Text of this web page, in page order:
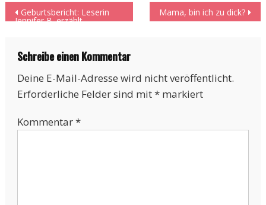
Beitragsnavigation
Geburtsbericht: Leserin
Jennifer B. erzählt
Mama, bin ich zu dick?
Schreibe einen Kommentar
Deine E-Mail-Adresse wird nicht veröffentlicht.
Erforderliche Felder sind mit*markiert
Kommentar*